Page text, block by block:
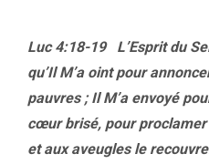
Luc 4:18-19 L’Esprit du
qu’Il M’a oint pour
pauvres ; Il M’a envoyé
cœur brisé, pour
et aux aveugles le